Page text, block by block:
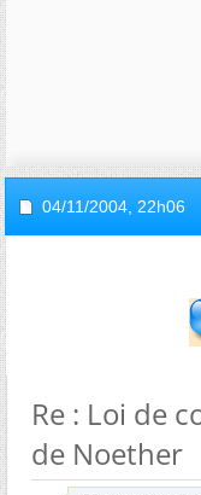
04/11/2004, 22h06
Re : Loi de
de Noether